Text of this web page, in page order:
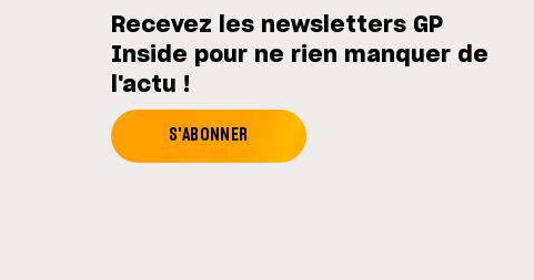
Recevez les newsletters GP
Inside pour ne rien manquer de
l'actu !
S'ABONNER